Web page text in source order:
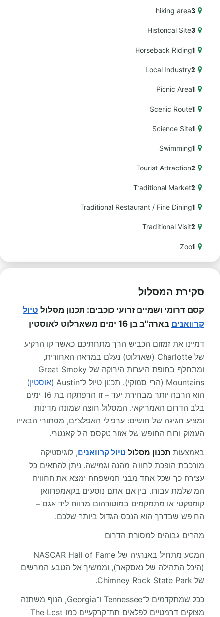
3
hiking area
3
Historical Site
1
Horseback Riding
2
Local Industry
1
Picnic Area
1
Scenic Route
1
Science Site
1
Swimming
2
Tourist Attraction
2
Traditional Market
1
Traditional Restaurant / Fine Dining
2
Traditional Visit
1
Zoo
סקירת המסלול
קסם דרומי ושמיים זרועי כוכבים: תכנון מסלול טיול
קרוואנים בארה"ב בן 16 ימים משארלוט לאוסטין
דמיינו את זמזום הכביש הרך מתחתיכם כאשר קו הרקיע
של Charlotte (שארלוט) נעלם במראה האחורית,
ומתחלף בחופת היערות הירוקה של Great Smoky
Mountains (הרי סמוקי). תכנון טיול ל־Austin (
אוסטין)
הוא הרבה יותר מבחירת יעד – זו הרפתקה בת 16 ימים
בלב הדרום האמריקאי. המסלול חוצה שמונה מדינות
ומציע חגיגה של חושים: ערפילי האפלצ’ים, מסתורי הבאייו
העמוק ורוח החופש של אזור טקסס היל קאנטרי.
באמצעות תכנון מסלול טיול קרוואנים, לוגיסטיקה
מורכבת הופכת לחוויה מהנה וגמישה. ניתן להתאים כל
עצירה כך שכל אחד מבני המשפחה ימצא את החוויה
המושלמת עבורו. בין אם אתם נוסעים בקאמפרוואן
קומפקטי או מתמקמים במוטורהום מרווח ליד אגם –
החופש שבדרך הוא הנכס הגדול ביותר שלכם.
מהרים גבוהים למסורת הדרום
המסע מתחיל באנרגיה של NASCAR Hall of Fame
(היכל התהילה של נאסקאר), וממשיך אל הטבע המרשים
של Chimney Rock State Park.
ככל שמתקדמים ל־Tennessee ו־Georgia, הנוף משתנה
מצוקים דרמטיים לפלאים תת־קרקעיים כמו The Lost